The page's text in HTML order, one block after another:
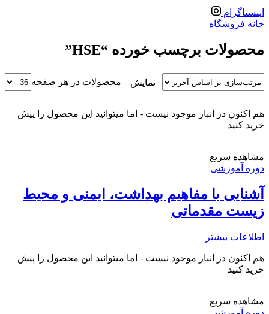
اینستاگرام
خانه فروشگاه
محصولات برچسب خورده “HSE”
نمایش محصولات در هر صفحه
هم اکنون در انبار موجود نیست - اما میتوانید این محصول را پیش
خرید کنید
مشاهده سریع
دوره آموزشی
آشنایی با مفاهیم بهداشت، ایمنی و محیط
زیست مقدماتی
اطلاعات بیشتر
هم اکنون در انبار موجود نیست - اما میتوانید این محصول را پیش
خرید کنید
مشاهده سریع